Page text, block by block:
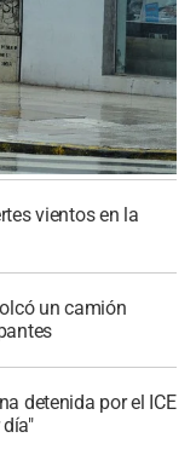
vientos en la
un camión
detenida por el ICE